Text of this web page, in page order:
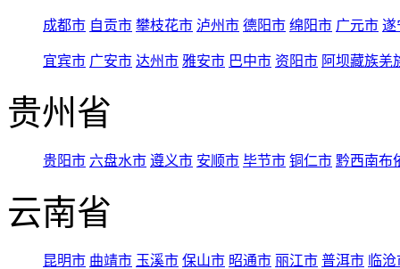
成都市 自贡市 攀枝花市 泸州市 德阳市 绵阳市 广元市 遂
宜宾市 广安市 达州市 雅安市 巴中市 资阳市 阿坝藏族羌
贵州省
贵阳市 六盘水市 遵义市 安顺市 毕节市 铜仁市 黔西南布
云南省
昆明市 曲靖市 玉溪市 保山市 昭通市 丽江市 普洱市 临